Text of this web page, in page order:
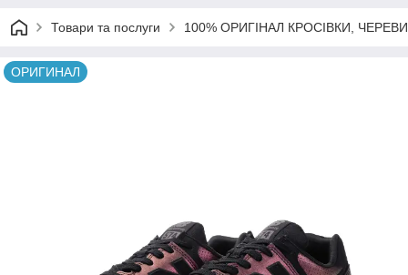
Товари та послуги 100% ОРИГІНАЛ КРОСІВКИ,
ОРИГИНАЛ